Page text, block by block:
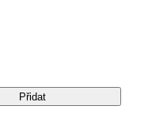
Přidat